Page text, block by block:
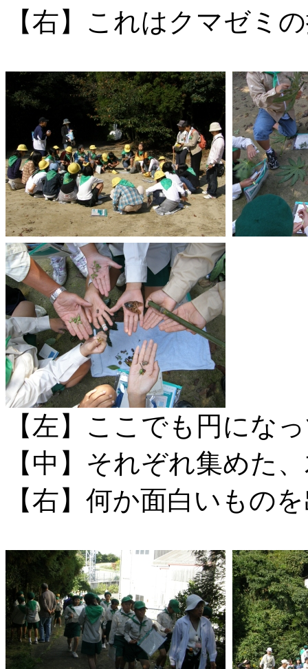
【右】これはクマゼミ
【左】ここでも円にな
【中】それぞれ集めた
【右】何か面白いもの